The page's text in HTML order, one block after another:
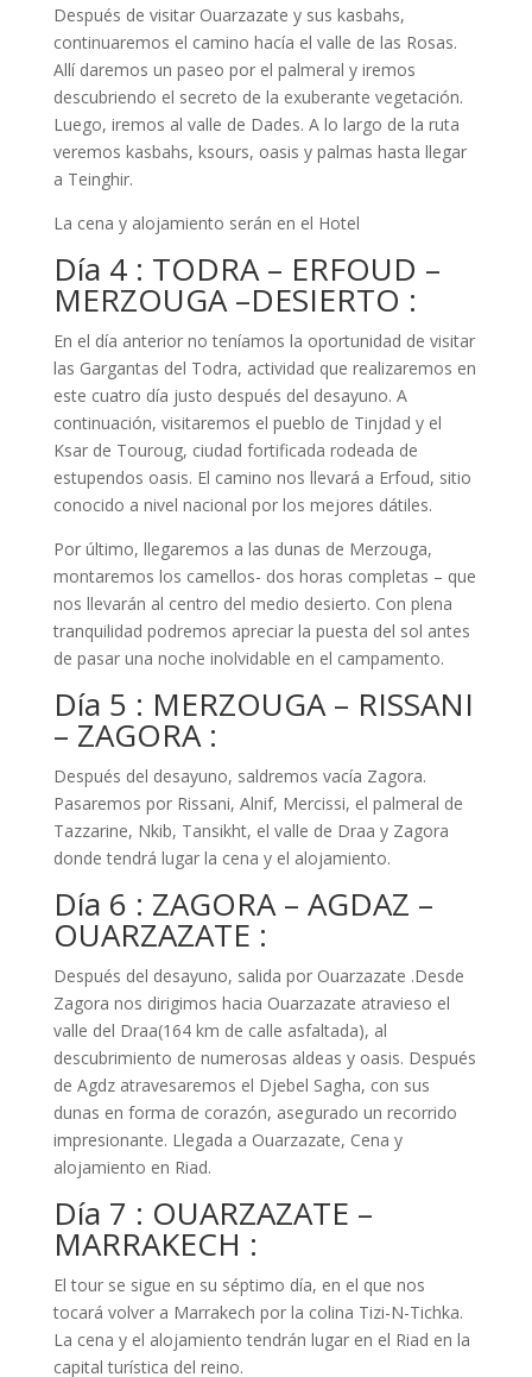
Después de visitar Ouarzazate y sus kasbahs,
continuaremos el camino hacía el valle de las Rosas.
Allí daremos un paseo por el palmeral y iremos
descubriendo el secreto de la exuberante vegetación.
Luego, iremos al valle de Dades. A lo largo de la ruta
veremos kasbahs, ksours, oasis y palmas hasta llegar
a Teinghir.
La cena y alojamiento serán en el Hotel
Día 4 : TODRA – ERFOUD –
MERZOUGA –DESIERTO :
En el día anterior no teníamos la oportunidad de visitar
las Gargantas del Todra, actividad que realizaremos en
este cuatro día justo después del desayuno. A
continuación, visitaremos el pueblo de Tinjdad y el
Ksar de Touroug, ciudad fortificada rodeada de
estupendos oasis. El camino nos llevará a Erfoud, sitio
conocido a nivel nacional por los mejores dátiles.
Por último, llegaremos a las dunas de Merzouga,
montaremos los camellos- dos horas completas – que
nos llevarán al centro del medio desierto. Con plena
tranquilidad podremos apreciar la puesta del sol antes
de pasar una noche inolvidable en el campamento.
Día 5 : MERZOUGA – RISSANI
– ZAGORA :
Después del desayuno, saldremos vacía Zagora.
Pasaremos por Rissani, Alnif, Mercissi, el palmeral de
Tazzarine, Nkib, Tansikht, el valle de Draa y Zagora
donde tendrá lugar la cena y el alojamiento.
Día 6 : ZAGORA – AGDAZ –
OUARZAZATE :
Después del desayuno, salida por Ouarzazate .Desde
Zagora nos dirigimos hacia Ouarzazate atravieso el
valle del Draa(164 km de calle asfaltada), al
descubrimiento de numerosas aldeas y oasis. Después
de Agdz atravesaremos el Djebel Sagha, con sus
dunas en forma de corazón, asegurado un recorrido
impresionante. Llegada a Ouarzazate, Cena y
alojamiento en Riad.
Día 7 : OUARZAZATE –
MARRAKECH :
El tour se sigue en su séptimo día, en el que nos
tocará volver a Marrakech por la colina Tizi-N-Tichka.
La cena y el alojamiento tendrán lugar en el Riad en la
capital turística del reino.